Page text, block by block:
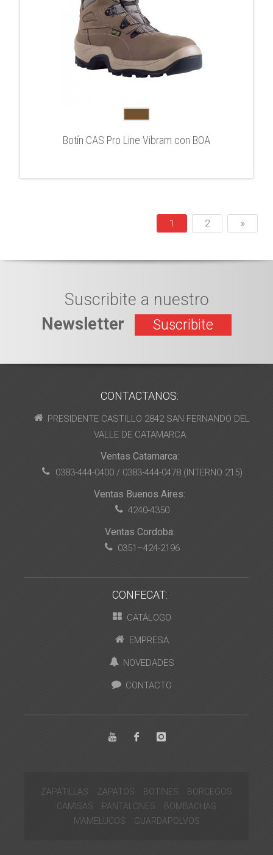
Botín CAS Pro Line Vibram con BOA
1 2 »
Suscribite a nuestro
Newsletter
Suscribite
CONTACTANOS:
PRESIDENTE CASTILLO 2842 SAN FERNANDO DEL
VALLE DE CATAMARCA
Ventas Catamarca:
0383-444-0400 / 0383-444-0478 (INTERNO 215)
Ventas Buenos Aires:
4240-4350
Ventas Cordoba:
0351–424-2196
CONFECAT:
CATÁLOGO
EMPRESA
NOVEDADES
CONTACTO
ZAPATILLAS ZAPATOS BOTINES
BORCEGOS
CAMISAS
PANTALONES
BOMBACHAS
MAMELUCOS
GUARDAPOLVOS